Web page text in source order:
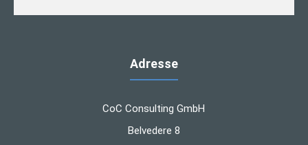
Adresse
CoC Consulting GmbH
Belvedere 8